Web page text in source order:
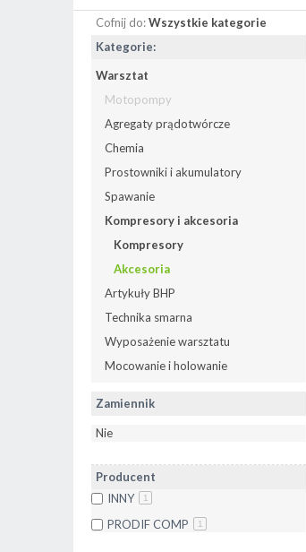
Cofnij do:Wszystkie kategorie
Kategorie:
Warsztat
Motopompy
Agregaty prądotwórcze
Chemia
Prostowniki i akumulatory
Spawanie
Kompresory i akcesoria
Kompresory
Akcesoria
Artykuły BHP
Technika smarna
Wyposażenie warsztatu
Mocowanie i holowanie
Zamiennik
Nie
Producent
INNY
1
PRODIF COMP 1